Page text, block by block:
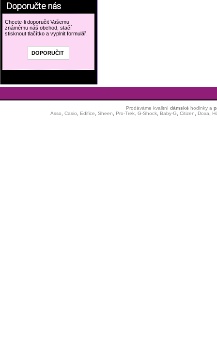
Doporučte nás
Chcete-li doporučit Vašemu
známému náš obchod, stačí
stisknout tlačítko a vyplnit formulář.
Prodáváme kvalitní dámské hodinkya
Asso
Casio Edifice Sheen Pro-Trek, G-Shock, Baby-G Citizen Doxa